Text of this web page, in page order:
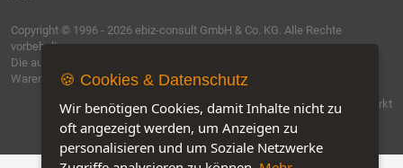
Copyright © 1996 - 2026 ebiz-consult GmbH & Co. KG . Alle Rechte
vorbehalten.
Die auf dieser Seite verwendeten Produktbezeichnungen, Namen und
Warenzeichen sind Eigentum der jeweiligen Firmen.
Software by IQ-Markt
🍪 Cookies & Datenschutz
Wir benötigen Cookies, damit Inhalte nicht zu
oft angezeigt werden, um Anzeigen zu
personalisieren und um Soziale Netzwerke